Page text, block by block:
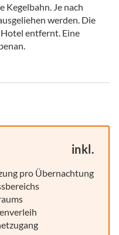
Kegelbahn. Je nach
werden. Die
entfernt. Eine
inkl.
pro Übernachtung